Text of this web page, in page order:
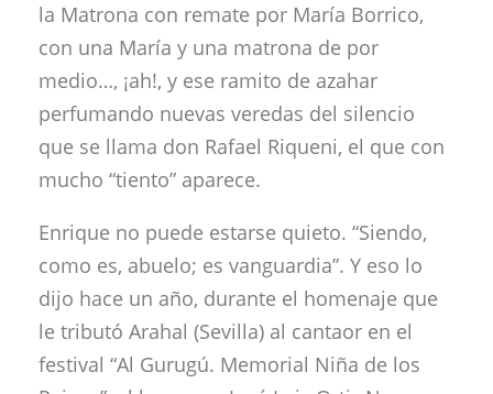
la Matrona con remate por María Borrico,
con una María y una matrona de por
medio…, ¡ah!, y ese ramito de azahar
perfumando nuevas veredas del silencio
que se llama don Rafael Riqueni, el que con
mucho “tiento” aparece.
Enrique no puede estarse quieto. “Siendo,
como es, abuelo; es vanguardia”. Y eso lo
dijo hace un año, durante el homenaje que
le tributó Arahal (Sevilla) al cantaor en el
festival “Al Gurugú. Memorial Niña de los